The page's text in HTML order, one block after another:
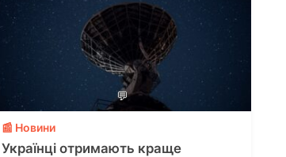
💬
📰 Новини
Українці отримають краще